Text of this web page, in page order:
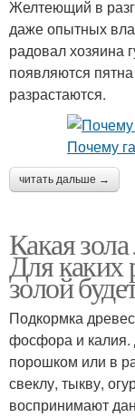
Желтеющий в
даже опытных
радовал хозяина
появляются
разрастаются.
читать дальше →
Какая
Для каких
золой
Подкормка
фосфора и калия.
порошком или в
свеклу, тыкву,
воспринимают